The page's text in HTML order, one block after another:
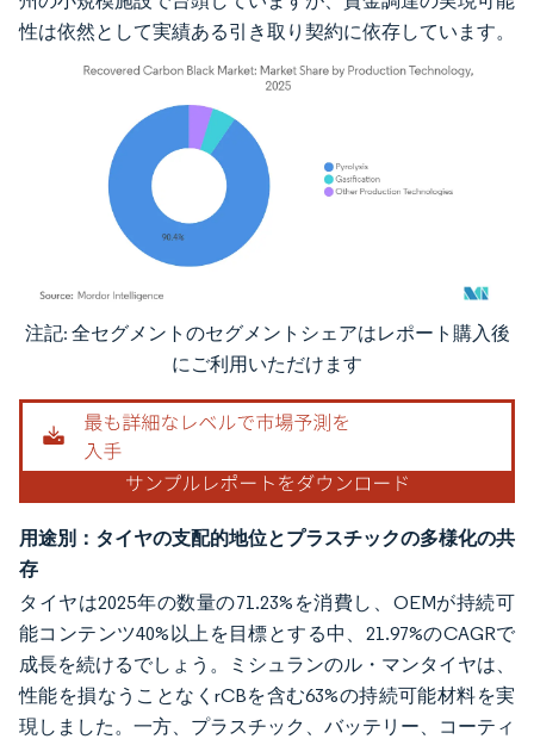
性は依然として実績ある引き取り契約に依存しています。
画像 © Mordor Intelligence。再利用にはCC BY 4.0の表示が必要です。
注記: 全セグメントのセグメントシェアはレポート購入後
にご利用いただけます
用途別：タイヤの支配的地位とプラスチックの多様化の共
存
タイヤは2025年の数量の71.23%を消費し、OEMが持続可
能コンテンツ40%以上を目標とする中、21.97%のCAGRで
成長を続けるでしょう。ミシュランのル・マンタイヤは、
性能を損なうことなくrCBを含む63%の持続可能材料を実
現しました。一方、プラスチック、バッテリー、コーティ